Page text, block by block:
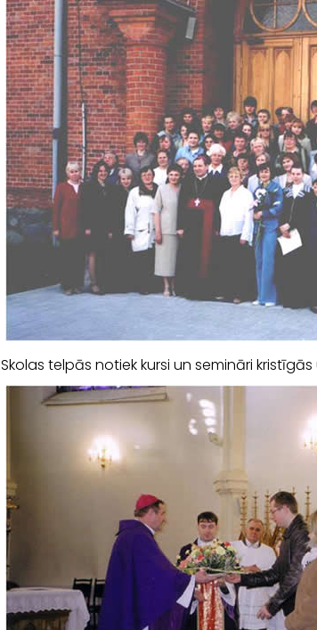
Skolas telpās notiek kursi un semināri